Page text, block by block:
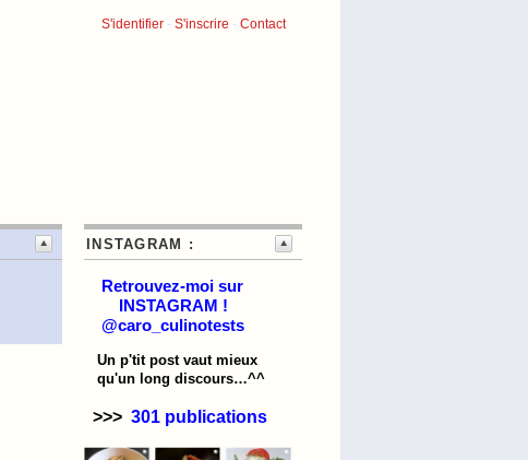
S'identifier - S'inscrire - Contact
INSTAGRAM :
Retrouvez-moi sur
INSTAGRAM !
@caro_culinotests
Un p'tit post vaut mieux
qu'un long discours…^^
>>> 301 publications